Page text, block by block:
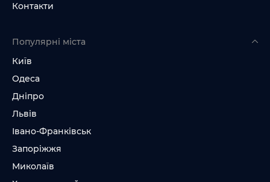
Контакти
Популярні міста
Київ
Одеса
Дніпро
Львів
Івано-Франківськ
Запоріжжя
Миколаїв